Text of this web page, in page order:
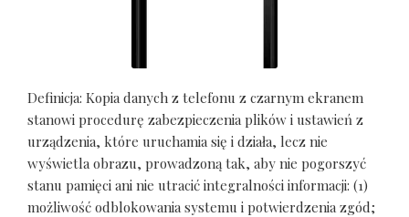
Definicja: Kopia danych z telefonu z czarnym ekranem
stanowi procedurę zabezpieczenia plików i ustawień z
urządzenia, które uruchamia się i działa, lecz nie
wyświetla obrazu, prowadzoną tak, aby nie pogorszyć
stanu pamięci ani nie utracić integralności informacji: (1)
możliwość odblokowania systemu i potwierdzenia zgód;